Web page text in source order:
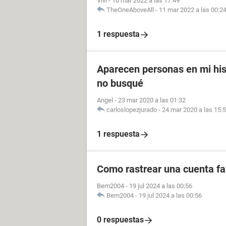
TheOneAboveAll - 11 mar 2022 a las 00:24
1 respuesta
Aparecen personas en mi
no busqué
Angel - 23 mar 2020 a las 01:32
carloslopezjurado - 24 mar 2020 a las
1 respuesta
Como rastrear una cuenta
Bem2004 - 19 jul 2024 a las 00:56
Bem2004 - 19 jul 2024 a las 00:56
0 respuestas